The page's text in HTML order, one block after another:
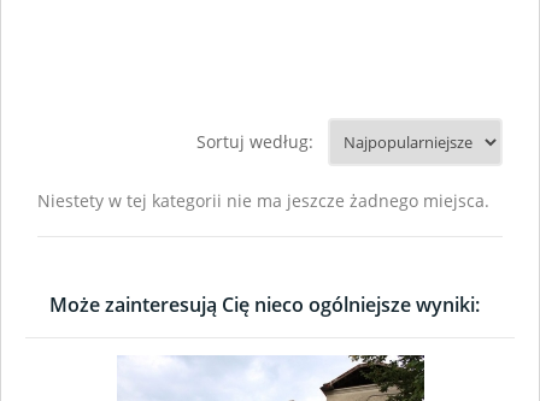
Sortuj według:
Niestety w tej kategorii nie ma jeszcze żadnego miejsca.
Może zainteresują Cię nieco ogólniejsze wyniki: